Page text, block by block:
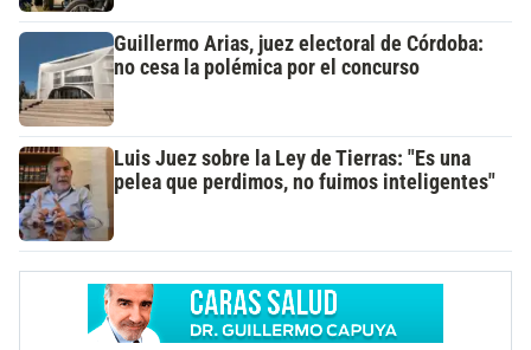
Guillermo Arias, juez electoral de Córdoba:
no cesa la polémica por el concurso
Luis Juez sobre la Ley de Tierras: "Es una
pelea que perdimos, no fuimos inteligentes"